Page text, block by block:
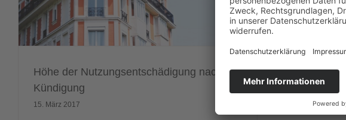
Höhe der Nutzungsentschädigung nach
Kündigung
15. März 2017